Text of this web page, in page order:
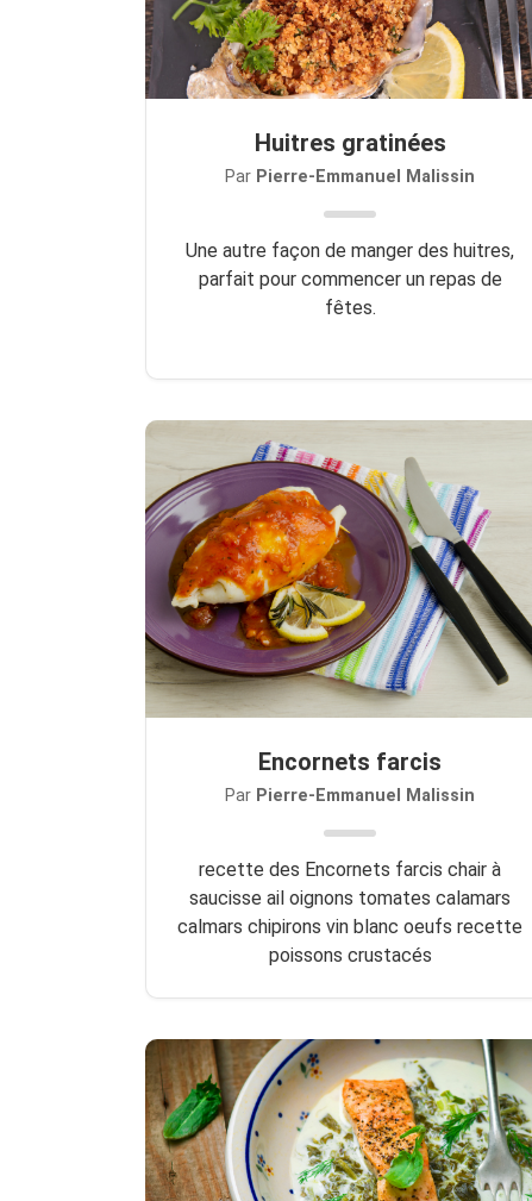
Huitres gratinées
Par Pierre-Emmanuel Malissin
Une autre façon de manger des huitres,
parfait pour commencer un repas de
fêtes.
Encornets farcis
Par Pierre-Emmanuel Malissin
recette des Encornets farcis chair à
saucisse ail oignons tomates calamars
calmars chipirons vin blanc oeufs recette
poissons crustacés